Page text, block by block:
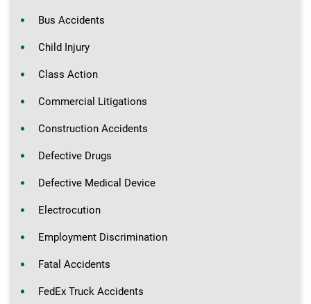
Bus Accidents
Child Injury
Class Action
Commercial Litigations
Construction Accidents
Defective Drugs
Defective Medical Device
Electrocution
Employment Discrimination
Fatal Accidents
FedEx Truck Accidents